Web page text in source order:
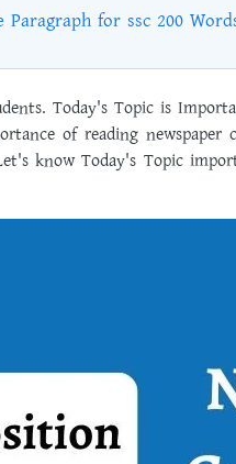
Paragraph for ssc 200
Today's Topic is
of reading
know Today's Topic